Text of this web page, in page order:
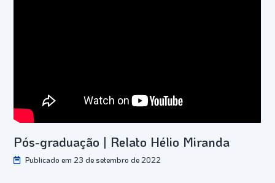
Pós-graduação | Relato Hélio Miranda
Publicado em 23 de setembro de 2022